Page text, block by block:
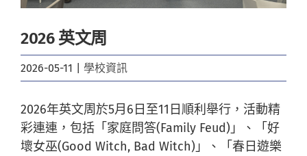
2026 英文周
2026-05-11 學校資訊
2026年英文周於5月6日至11日順利舉行，活動精
彩連連，包括「家庭問答(Family Feud)」、
「好
壞女巫(Good Witch, Bad Witch)」、「春日遊樂